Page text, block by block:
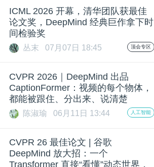
课
活
动
中
ICML 2026 开幕，清华团队获最佳
论文奖，DeepMind 经典巨作拿下时
间检验奖
丛末 07月07日 18:45 顶会专区
CVPR 2026｜DeepMind 出品
CaptionFormer：视频的每个物体，
都能被跟住、分出来、说清楚
陈淑瑜 06月11日 13:44 人工智能
CVPR 26 最佳论文 | 谷歌
DeepMind 放大招：一个
Transformer 直接“看懂”动态世界，